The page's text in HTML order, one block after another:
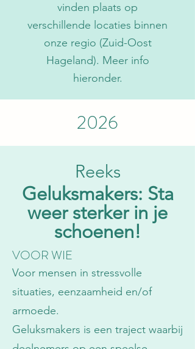
vinden plaats op
verschillende locaties binnen
onze regio (Zuid-Oost
Hageland). Meer info
hieronder.
2026
Reeks
Geluksmakers: Sta
weer sterker in je
schoenen!
VOOR WIE
Voor mensen in stressvolle
situaties, eenzaamheid en/of
armoede.
Geluksmakers is een traject waarbij